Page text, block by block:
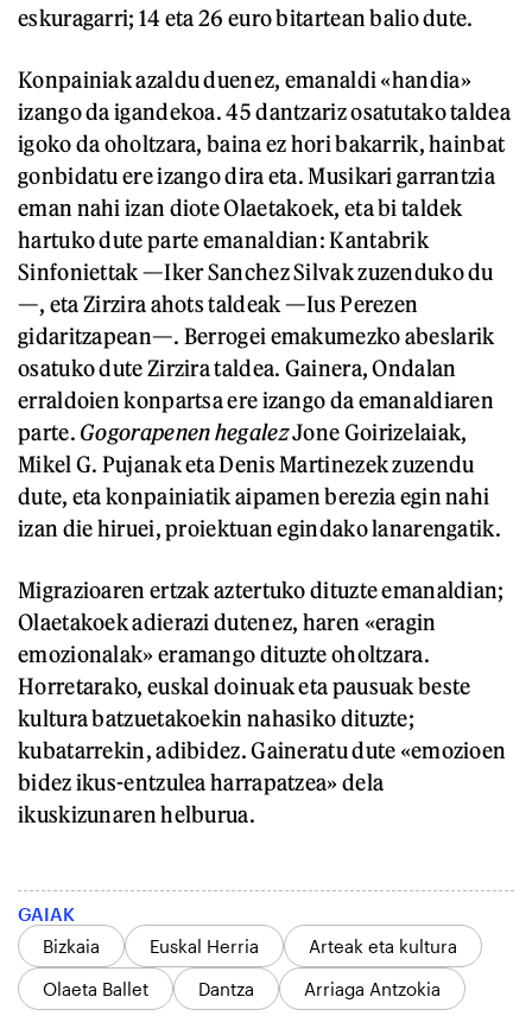
eskuragarri; 14 eta 26 euro bitartean balio dute.
Konpainiak azaldu duenez, emanaldi «handia»
izango da igandekoa. 45 dantzariz osatutako taldea
igoko da oholtzara, baina ez hori bakarrik, hainbat
gonbidatu ere izango dira eta. Musikari garrantzia
eman nahi izan diote Olaetakoek, eta bi taldek
hartuko dute parte emanaldian: Kantabrik
Sinfoniettak —Iker Sanchez Silvak zuzenduko du
—, eta Zirzira ahots taldeak —Ius Perezen
gidaritzapean—. Berrogei emakumezko abeslarik
osatuko dute Zirzira taldea. Gainera, Ondalan
erraldoien konpartsa ere izango da emanaldiaren
parte. Gogorapenen hegalezJone Goirizelaiak,
Mikel G. Pujanak eta Denis Martinezek zuzendu
dute, eta konpainiatik aipamen berezia egin nahi
izan die hiruei, proiektuan egindako lanarengatik.
Migrazioaren ertzak aztertuko dituzte emanaldian;
Olaetakoek adierazi dutenez, haren «eragin
emozionalak» eramango dituzte oholtzara.
Horretarako, euskal doinuak eta pausuak beste
kultura batzuetakoekin nahasiko dituzte;
kubatarrekin, adibidez. Gaineratu dute «emozioen
bidez ikus-entzulea harrapatzea» dela
ikuskizunaren helburua.
GAIAK
Bizkaia
Euskal Herria
Arteak eta kultura
Olaeta Ballet
Dantza Arriaga Antzokia